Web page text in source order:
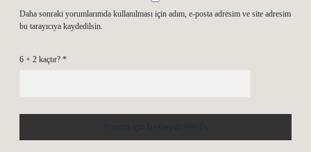
Daha sonraki yorumlarımda kullanılması için adım, e-posta adresim ve site adresim
bu tarayıcıya kaydedilsin.
6 + 2 kaçtır? *